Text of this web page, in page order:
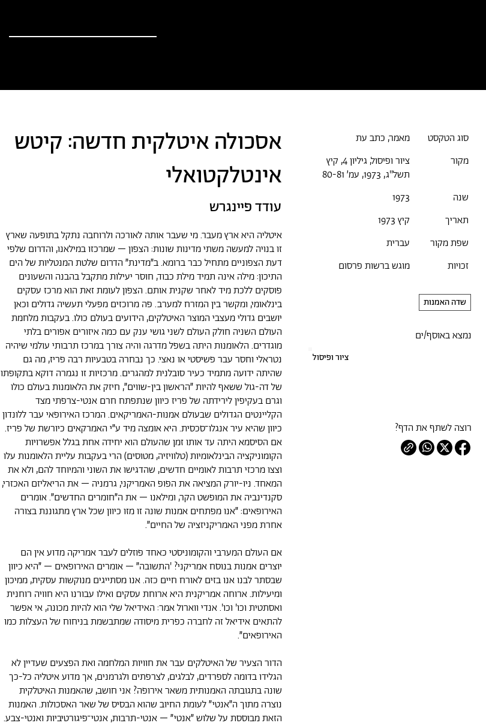
סוג הטקסט
מאמר, כתב עת
מקור
ציור ופיסול, גיליון 4, קיץ
תשל"ג, 1973, עמ׳ 80-81
שנה
1973
תאריך
קיץ 1973
שפת מקור
עברית
זכויות
מוגש ברשות פרסום
שדה האמנות
נמצא באוסף/ים
ציור ופיסול
רוצה לשתף את הדף?
איטליה היא ארץ מעבר. מי שעבר אותה לאורכה ולרוחבה נתקל בתופעה שארץ
זו בנויה למעשה משתי מדינות שונות: הצפון – שמרכזו במילאנו, והדרום שלפי
דעת הצפוניים מתחיל כבר ברומא. ב״מדינת״ הדרום שלטת המנטליות של הים
התיכון: מילה אינה תמיד מילת כבוד, חוסר יעילות מתקבל בהבנה והשעונים
פוסקים ללכת מיד לאחר שקנית אותם. הצפון לעומת זאת הוא מרכז עסקים
בינלאומי, ומקשר בין המזרח למערב. פה מרוכזים מפעלי תעשיה גדולים וכאן
יושבים גדולי מעצבי המוצר האיטלקים, הידועים בעולם כולו. בעקבות מלחמת
העולם השניה חולק העולם לשני גושי ענק עם כמה איזורים אפורים בלתי
מוגדרים. הלאומנות היתה בשפל מדרגה והיה צורך במרכז תרבותי עולמי שיהיה
נטראלי וחסר עבר פשיסטי או נאצי. כך נבחרה בטבעיות רבה פריז, מה גם
שהיתה ידועה מתמיד כעיר סובלנית למהגרים. מרכזיות זו נגמרה דוקא בתקופתו
של דה-גול ששאף להיות ״הראשון בין-שווים״, חיזק את הלאומנות בעולם כולו
וגרם בעקיפין לירידתה של פריז כיוון שנתפתח חרם אנטי-צרפתי מצד
הקליינטים הגדולים שבעולם אמנות-האמריקאים. המרכז האירופאי עבר ללונדון
כיוון שהיא עיר אנגלו־סכסית. היא אומצה מיד ע״י האמרקאים כיורשת של פריז.
אם הסיסמא היתה עד אותו זמן שהעולם הוא יחידה אחת בגלל אפשרויות
הקומוניקציה הבינלאומיות (טלוויזיה, מטוסים) הרי בעקבות עליית הלאומנות עלו
וצצו מרכזי תרבות לאומיים חדשים, שהדגישו את השוני והמיוחד להם, ולא את
המאחד. ניו-יורק המציאה את הפופ האמריקני, גרמניה – את הריאליזם האכזרי,
סקנדינביה את המופשט הקר, ומילאנו – את ה״חומרים החדשים״. אומרים
האירופאים: ״אנו מפתחים אמנות שונה זו מזו כיוון שכל ארץ מתגוננת בצורה
אחרת מפני האמריקניזציה של החיים״.
אם העולם המערבי והקומוניסטי כאחד פוזלים לעבר אמריקה מדוע אין הם
יוצרים אמנות בנוסח אמריקני? 'התשובה״ – אומרים האירופאים – ״היא כיוון
שבסתר לבנו אנו בזים לאורח חיים כזה. אנו מסתייגים מנוקשות עסקית, ממיכון
ומיעילות. ארוחה אמריקנית היא ארוחת עסקים ואילו עבורנו היא חוויה רוחנית
ואסתטית וכו' וכו'. אנדי ווארול אמר: האידיאל שלי הוא להיות מכונה, אי אפשר
להתאים אידיאל זה לחברה כפרית מיסודה שמתבשמת בניחוח של העצלות כמו
האירופאים״.
הדור הצעיר של האיטלקים עבר את חוויות המלחמה ואת הפצעים שעדיין לא
הגלידו בדומה לספרדים, לבלגים, לצרפתים ולגרמנים, אך מדוע איטליה כל-כך
שונה בתגובתה האמנותית משאר אירופה? אני חושב, שהאמנות האיטלקית
נוצרה מתוך ה״אנטי״ לעומת החיוב שהוא הבסיס של שאר האסכולות. האמנות
הזאת מבוססת על שלוש ״אנטי״ – אנטי-תרבות, אנטי־פיגורטיביות ואנטי-צבע.
אסכולה איטלקית חדשה: קיטש
אינטלקטואלי
עודד פיינגרש